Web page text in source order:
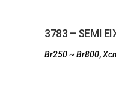
3783 – SEMI
Br250 ~ Br800,